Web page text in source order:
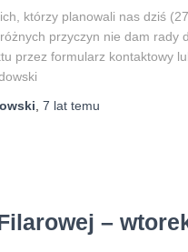
którzy planowali nas dziś
przyczyn nie dam rady
przez formularz kontaktowy
7 lattemu
–